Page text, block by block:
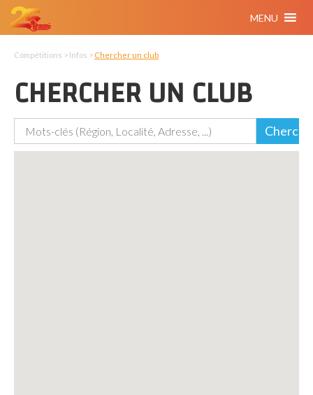
MENU
Compétitions > Infos > Chercher un club
CHERCHER UN CLUB